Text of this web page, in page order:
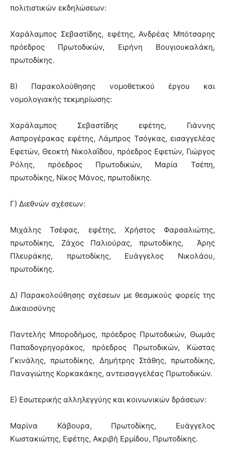
πολιτιστικών εκδηλώσεων:
Χαράλαμπος Σεβαστίδης, εφέτης, Ανδρέας Μπότσαρης
πρόεδρος Πρωτοδικών, Ειρήνη Βουγιουκαλάκη,
πρωτοδίκης.
Β) Παρακολούθησης νομοθετικού έργου και
νομολογιακής τεκμηρίωσης:
Χαράλαμπος Σεβαστίδης εφέτης, Γιάννης
Ασπρογέρακας εφέτης, Λάμπρος Τσόγκας, εισαγγελέας
Εφετών, Θεοκτή Νικολαΐδου, πρόεδρος Εφετών, Γιώργος
Ρόλης, πρόεδρος Πρωτοδικών, Μαρία Τσέπη,
πρωτοδίκης, Νίκος Μάνος, πρωτοδίκης.
Γ) Διεθνών σχέσεων:
Μιχάλης Τσέφας, εφέτης, Χρήστος Φαρσαλιώτης,
πρωτοδίκης, Ζάχος Παλιούρας, πρωτοδίκης, Άρης
Πλευράκης, πρωτοδίκης, Ευάγγελος Νικολάου,
πρωτοδίκης.
Δ) Παρακολούθησης σχέσεων με θεσμικούς φορείς της
Δικαιοσύνης
Παντελής Μποροδήμος, πρόεδρος Πρωτοδικών, Θωμάς
Παπαδογρηγοράκος, πρόεδρος Πρωτοδικών, Κώστας
Γκινάλης, πρωτοδίκης, Δημήτρης Στάθης, πρωτοδίκης,
Παναγιώτης Κορκακάκης, αντεισαγγελέας Πρωτοδικών.
Ε) Εσωτερικής αλληλεγγύης και κοινωνικών δράσεων:
Μαρίνα Κάβουρα, Πρωτοδίκης, Ευάγγελος
Κωστακιώτης, Εφέτης, Ακριβή Ερμίδου, Πρωτοδίκης.